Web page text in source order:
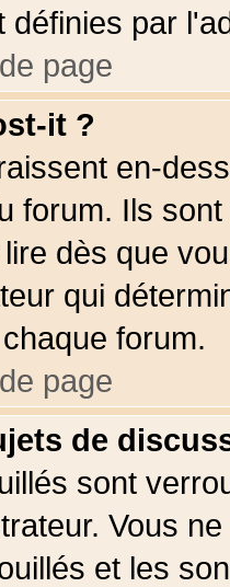
définies par
page
it ?
en-
forum. Ils
dès que
qui
forum.
page
de
sont
Vous
et les